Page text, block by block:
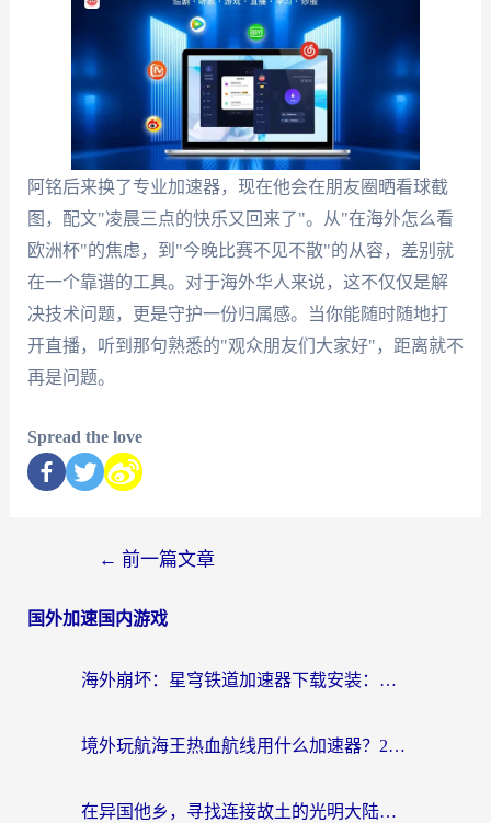
阿铭后来换了专业加速器，现在他会在朋友圈晒看球截
图，配文"凌晨三点的快乐又回来了"。从"在海外怎么看
欧洲杯"的焦虑，到"今晚比赛不见不散"的从容，差别就
在一个靠谱的工具。对于海外华人来说，这不仅仅是解
决技术问题，更是守护一份归属感。当你能随时随地打
开直播，听到那句熟悉的"观众朋友们大家好"，距离就不
再是问题。
Spread the love
← 前一篇文章
国外加速国内游戏
海外崩坏：星穹铁道加速器下载安装：一份给游子的终极网络指南
境外玩航海王热血航线用什么加速器？2026海外玩家实测最优方案（附欧洲问道堡垒前线加速技巧）
在异国他乡，寻找连接故土的光明大陆免费加速器